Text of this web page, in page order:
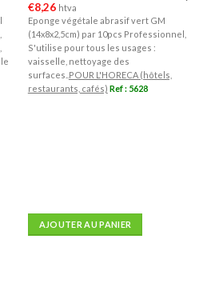
€8,26 htva
Eponge végétale abrasif vert GM
(14x8x2,5cm) par 10pcs Professionnel,
S'utilise pour tous les usages :
vaisselle, nettoyage des
surfaces.. POUR L'HORECA (hôtels,
restaurants, cafés) Ref : 5628
AJOUTER AU PANIER